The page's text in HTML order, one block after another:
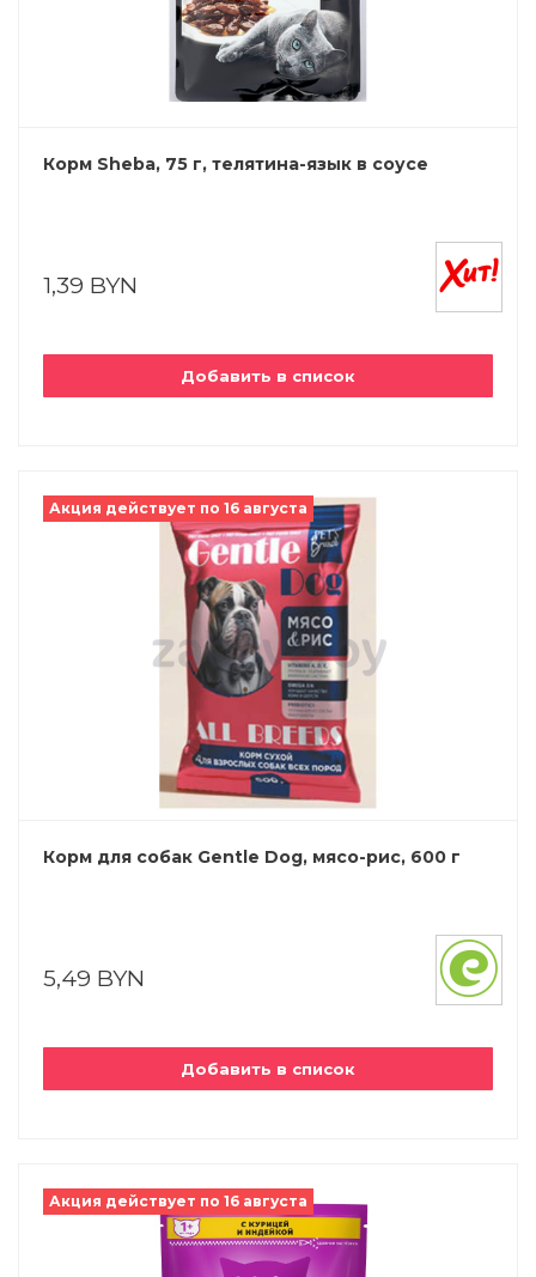
Корм Sheba, 75 г, телятина-язык в соусе
1,39 BYN
Добавить в список
Акция действует по 16 августа
Корм для собак Gentle Dog, мясо-рис, 600 г
5,49 BYN
Добавить в список
Акция действует по 16 августа